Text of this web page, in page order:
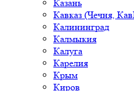
Казань
Кавказ (Чечня,
Калининград
Калмыкия
Калуга
Карелия
Крым
Киров